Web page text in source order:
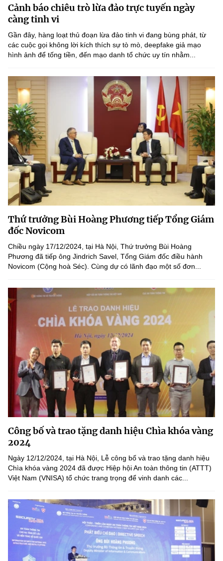
Sở Khoa học và Công nghệ
Chuyển đổi số
Bưu chính, Viễn thông
Tiêu chuẩn, đo lường, chất lượng
Năng lượng nguyên tử
Tin tổng hợp
Tin địa phương
Văn bản QPPL
Văn bản chỉ đạo điều hành
Lấy ý kiến người dân về dự thảo VBQPPL
MST IOFFICE
THỐNG KÊ
Khoa học và Công nghệ
Đổi mới sáng tạo
Chuyển đổi số
Bưu chính, Viễn thông
Sở hữu trí tuệ
Tiêu chuẩn, đo lường, chất lượng
Năng lượng nguyên tử
Multimedia
THƯ ĐIỆN TỬ
Khác
Videos
Infographic
Ảnh
Voice
Nhiệm vụ trọng tâm
Chọn ngôn ngữ
Vietnamese English
BỘ KHOA HỌC VÀ CÔNG NGHỆ
MINISTRY OF SCIENCE AND TECHNOLOGY
Điều khoản sử dụng Theo dõi MST: Góp ý
Cơ quan chủ quản: Bộ Khoa học và Công nghệ (MST)
Chịu trách nhiệm nội dung: Nguyễn Thị Hải Hằng
Giám đốc Trung tâm Truyền thông Khoa học và Công nghệ.
Liên hệ
Địa chỉ: Ban Biên tập Cổng TTĐT - 18 Nguyễn Du, TP. Hà Nội
Điện thoại: 024 3936 9506
Email:
stc@mst.gov.vn
©2026 Bản quyền thuộc Bộ Khoa Học và Công Nghệ
(Ghi rõ nguồn "https://mst.gov.vn" khi phát hành lại thông tin từ
website này)
Cảnh báo chiêu trò lừa đảo trực tuyến ngày
càng tinh vi
Gần đây, hàng loạt thủ đoạn lừa đảo tinh vi đang bùng phát, từ
các cuộc gọi không lời kích thích sự tò mò, deepfake giả mạo
hình ảnh để tống tiền, đến mạo danh tổ chức uy tín nhằm...
Thứ trưởng Bùi Hoàng Phương tiếp Tổng Giám
đốc Novicom
Chiều ngày 17/12/2024, tại Hà Nội, Thứ trưởng Bùi Hoàng
Phương đã tiếp ông Jindrich Savel, Tổng Giám đốc điều hành
Novicom (Cộng hoà Séc). Cùng dự có lãnh đạo một số đơn...
Công bố và trao tặng danh hiệu Chìa khóa vàng
2024
Ngày 12/12/2024, tại Hà Nội, Lễ công bố và trao tặng danh hiệu
Chìa khóa vàng 2024 đã được Hiệp hội An toàn thông tin (ATTT)
Việt Nam (VNISA) tổ chức trang trọng để vinh danh các...